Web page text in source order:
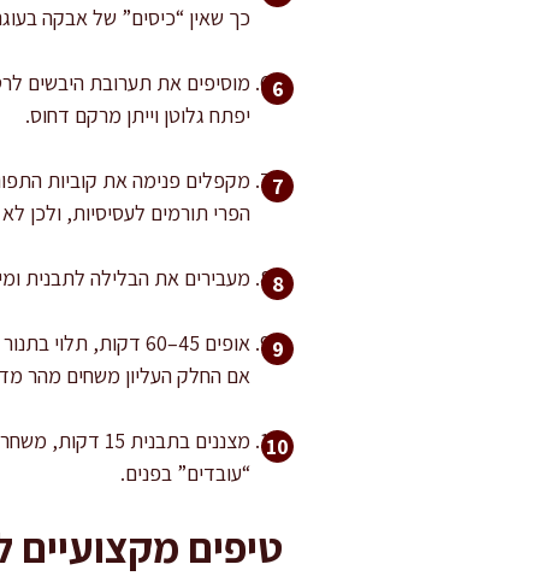
כך שאין “כיסים” של אבקה
יפתח גלוטן וייתן מרקם דחוס.
מקפלים פנימה את קוביות
הפרי תורמים לעסיסיות, ולכן
מעבירים את הבלילה לתבנית ומיישרים בעדינות. אם
אם החלק העליון משחים מהר מדי,
מצננים
“עובדים” בפנים.
טיפים